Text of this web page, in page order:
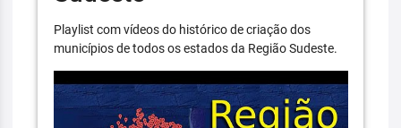
Playlist com vídeos do histórico de criação dos
municípios de todos os estados da Região Sudeste.